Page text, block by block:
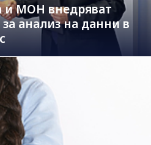
и МОН внедряват
анализ на данни в